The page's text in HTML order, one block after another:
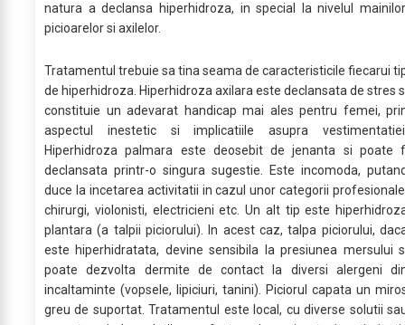
natura a declansa hiperhidroza, in special la nivelul
picioarelor si axilelor.
Tratamentul trebuie sa tina seama de caracteristicile fiecarui
de hiperhidroza. Hiperhidroza axilara este declansata de stres
constituie un adevarat handicap mai ales pentru femei,
aspectul inestetic si implicatiile asupra
Hiperhidroza palmara este deosebit de jenanta si poate
declansata printr-o singura sugestie. Este incomoda,
duce la incetarea activitatii in cazul unor categorii
chirurgi, violonisti, electricieni etc. Un alt tip este
plantara (a talpii piciorului). In acest caz, talpa piciorului,
este hiperhidratata, devine sensibila la presiunea mersului
poate dezvolta dermite de contact la diversi alergeni
incaltaminte (vopsele, lipiciuri, tanini). Piciorul capata un
greu de suportat. Tratamentul este local, cu diverse solutii